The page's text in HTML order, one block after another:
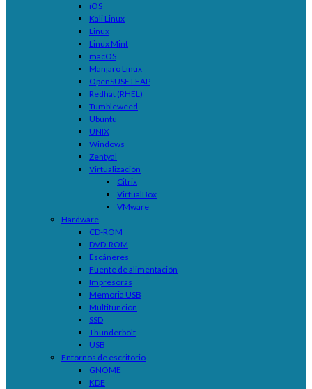
iOS
Kali Linux
Linux
Linux Mint
macOS
Manjaro Linux
OpenSUSE LEAP
Redhat (RHEL)
Tumbleweed
Ubuntu
UNIX
Windows
Zentyal
Virtualización
Citrix
VirtualBox
VMware
Hardware
CD-ROM
DVD-ROM
Escáneres
Fuente de alimentación
Impresoras
Memoria USB
Multifunción
SSD
Thunderbolt
USB
Entornos de escritorio
GNOME
KDE